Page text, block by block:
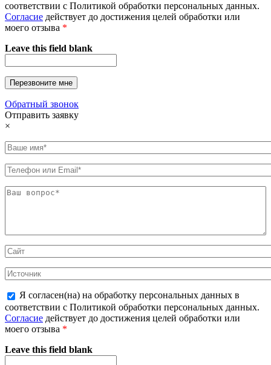
соответствии с Политикой обработки персональных данных.
Согласие действует до достижения целей обработки или
моего отзыва *
Leave this field blank
Обратный звонок
Отправить заявку
×
Я согласен(на) на обработку персональных данных в
соответствии с Политикой обработки персональных данных.
Согласие действует до достижения целей обработки или
моего отзыва *
Leave this field blank